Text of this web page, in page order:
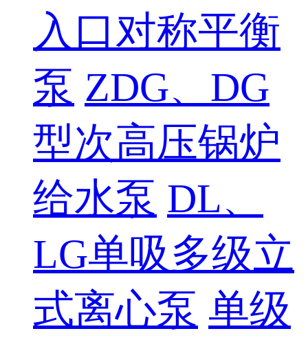
入口对称平衡
泵 ZDG、DG
型次高压锅炉
给水泵 DL、
LG单吸多级立
式离心泵 单级